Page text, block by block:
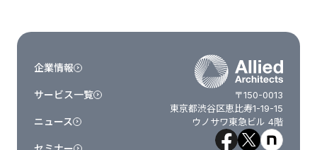
〒150-0013
東京都渋谷区恵比寿1-19-15
ウノサワ東急ビル 4階
企業情報
サービス一覧
ニュース